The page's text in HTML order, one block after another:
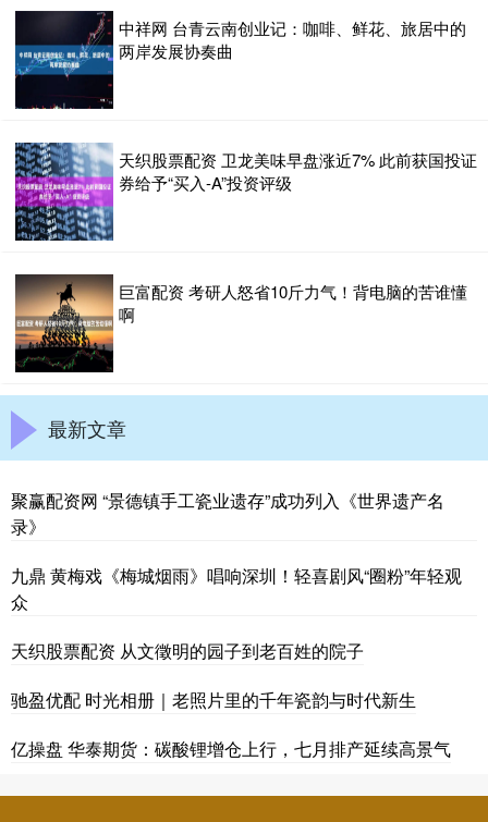
中祥网 台青云南创业记：咖啡、鲜花、旅居中的
两岸发展协奏曲
天织股票配资 卫龙美味早盘涨近7% 此前获国投证
券给予“买入-A”投资评级
巨富配资 考研人怒省10斤力气！背电脑的苦谁懂
啊
最新文章
聚赢配资网 “景德镇手工瓷业遗存”成功列入《世界遗产名
录》
九鼎 黄梅戏《梅城烟雨》唱响深圳！轻喜剧风“圈粉”年轻观
众
天织股票配资 从文徵明的园子到老百姓的院子
驰盈优配 时光相册｜老照片里的千年瓷韵与时代新生
亿操盘 华泰期货：碳酸锂增仓上行，七月排产延续高景气